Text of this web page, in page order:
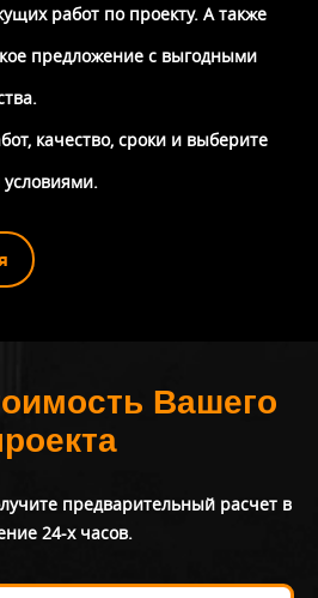
работ по проекту. А также
предложение с выгодными
качество, сроки и выберите
Вашего
предварительный расчет в
24-х часов.